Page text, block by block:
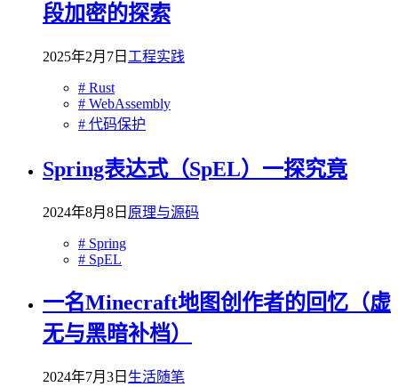
段加密的探索
2025年2月7日 工程实践
# Rust
# WebAssembly
# 代码保护
Spring表达式（SpEL）一探究竟
2024年8月8日 原理与源码
# Spring
# SpEL
一名Minecraft地图创作者的回忆（虚
无与黑暗补档）
2024年7月3日 生活随笔